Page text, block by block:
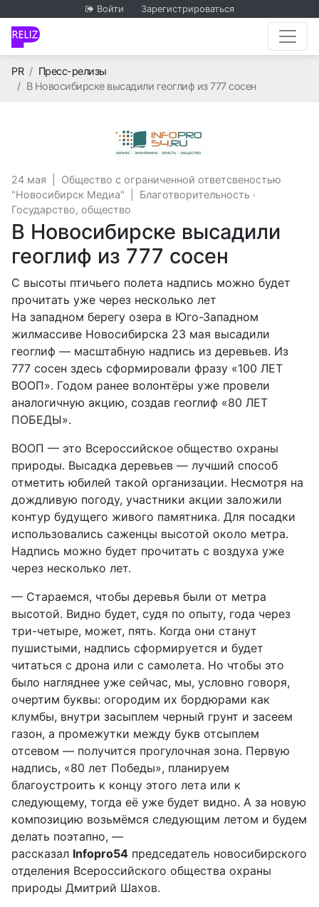
Войти Зарегистрироваться
PRГлавная
Пресс-релизы
В Новосибирске высадили геоглиф из 777 сосен
24 мая
Общество с ограниченной ответсвеностью
"Новосибирск Медиа"
Благотворительность ·
Государство, общество
В Новосибирске высадили
геоглиф из 777 сосен
С высоты птичьего полета надпись можно будет
прочитать уже через несколько лет
На западном берегу озера в Юго-Западном
жилмассиве Новосибирска 23 мая высадили
геоглиф — масштабную надпись из деревьев. Из
777 сосен здесь сформировали фразу «100 ЛЕТ
ВООП». Годом ранее волонтёры уже провели
аналогичную акцию, создав геоглиф «80 ЛЕТ
ПОБЕДЫ».
ВООП — это Всероссийское общество охраны
природы. Высадка деревьев — лучший способ
отметить юбилей такой организации. Несмотря на
дождливую погоду, участники акции заложили
контур будущего живого памятника. Для посадки
использовались саженцы высотой около метра.
Надпись можно будет прочитать с воздуха уже
через несколько лет.
— Стараемся, чтобы деревья были от метра
высотой. Видно будет, судя по опыту, года через
три-четыре, может, пять. Когда они станут
пушистыми, надпись сформируется и будет
читаться с дрона или с самолета. Но чтобы это
было нагляднее уже сейчас, мы, условно говоря,
очертим буквы: огородим их бордюрами как
клумбы, внутри засыплем черный грунт и засеем
газон, а промежутки между букв отсыплем
отсевом — получится прогулочная зона. Первую
надпись, «80 лет Победы», планируем
благоустроить к концу этого лета или к
следующему, тогда её уже будет видно. А за новую
композицию возьмёмся следующим летом и будем
делать поэтапно, —
рассказал Infopro54 председатель новосибирского
отделения Всероссийского общества охраны
природы Дмитрий Шахов.